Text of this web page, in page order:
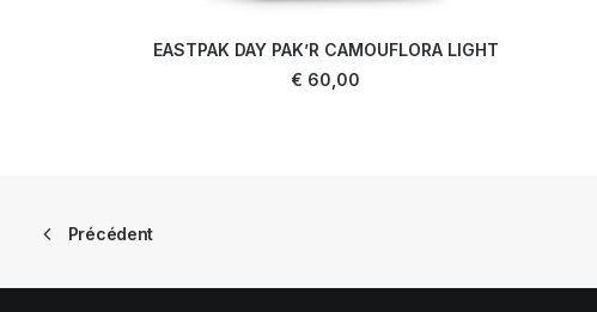
EASTPAK DAY PAK’R CAMOUFLORA LIGHT
€ 60,00
Précédent